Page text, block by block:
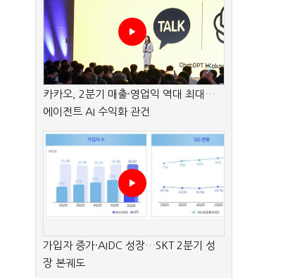
카카오, 2분기 매출·영업익 역대 최대…
에이전트 AI 수익화 관건
가입자 증가·AIDC 성장…SKT 2분기 성
장 본궤도